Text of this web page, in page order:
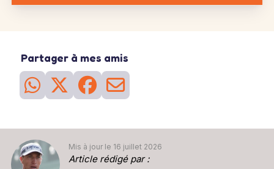
attend en général autour des km 25-30 d'un marathon.
Partager à mes amis
Mis à jour le 16 juillet 2026
Article rédigé par :